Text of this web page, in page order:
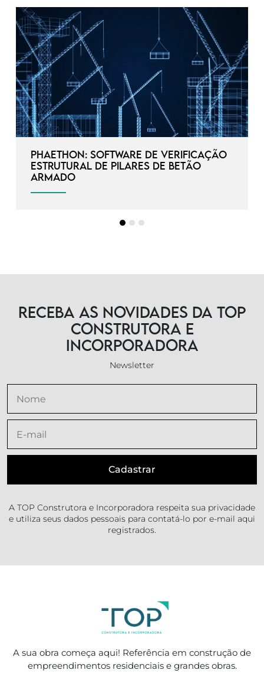
Phaethon: Software de verificação
estrutural de pilares de betão
armado
Receba as novidades da TOP
Construtora e
Incorporadora
Newsletter
A TOP Construtora e Incorporadora respeita sua privacidade
e utiliza seus dados pessoais para contatá-lo por e-mail aqui
registrados.
A sua obra começa aqui! Referência em construção de
empreendimentos residenciais e grandes obras.